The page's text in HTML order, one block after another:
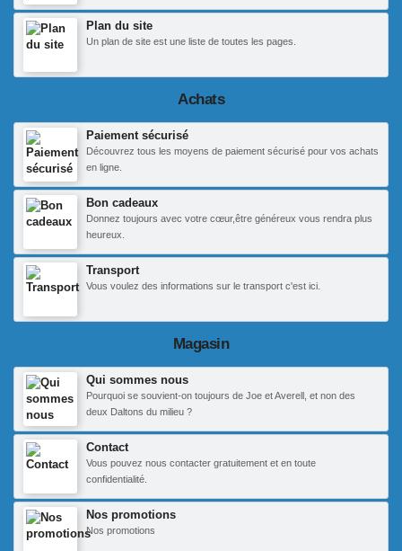
Plan du site
Un plan de site est une liste de toutes les pages.
Achats
Paiement sécurisé
Découvrez tous les moyens de paiement sécurisé pour vos achats
en ligne.
Bon cadeaux
Donnez toujours avec votre cœur,être généreux vous rendra plus
heureux.
Transport
Vous voulez des informations sur le transport c'est ici.
Magasin
Qui sommes nous
Pourquoi se souvient-on toujours de Joe et Averell, et non des
deux Daltons du milieu ?
Contact
Vous pouvez nous contacter gratuitement et en toute
confidentialité.
Nos promotions
Nos promotions